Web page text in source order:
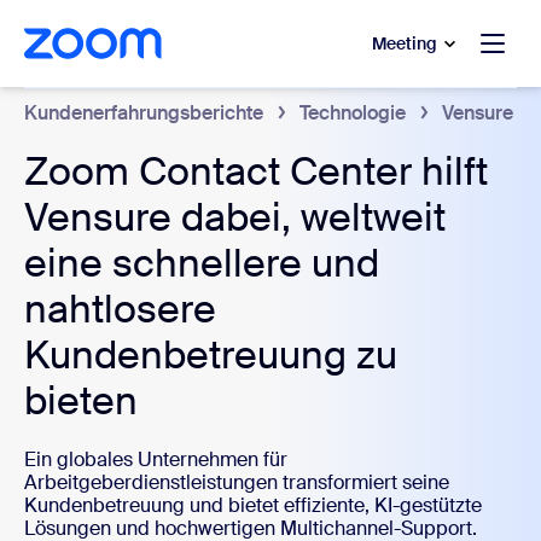
wechseln
Chat wechseln Meeting
Kundenerfahrungsberichte Technologie Vensure
Zoom Contact Center hilft
Vensure dabei, weltweit
eine schnellere und
nahtlosere
Kundenbetreuung zu
bieten
Ein globales Unternehmen für
Arbeitgeberdienstleistungen transformiert seine
Kundenbetreuung und bietet effiziente, KI-gestützte
Lösungen und hochwertigen Multichannel-Support.